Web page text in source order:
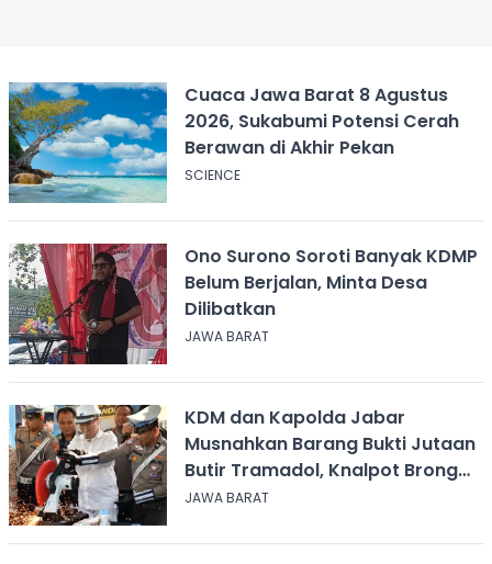
Cuaca Jawa Barat 8 Agustus
2026, Sukabumi Potensi Cerah
Berawan di Akhir Pekan
SCIENCE
Ono Surono Soroti Banyak KDMP
Belum Berjalan, Minta Desa
Dilibatkan
JAWA BARAT
KDM dan Kapolda Jabar
Musnahkan Barang Bukti Jutaan
Butir Tramadol, Knalpot Brong
hingga Miras
JAWA BARAT